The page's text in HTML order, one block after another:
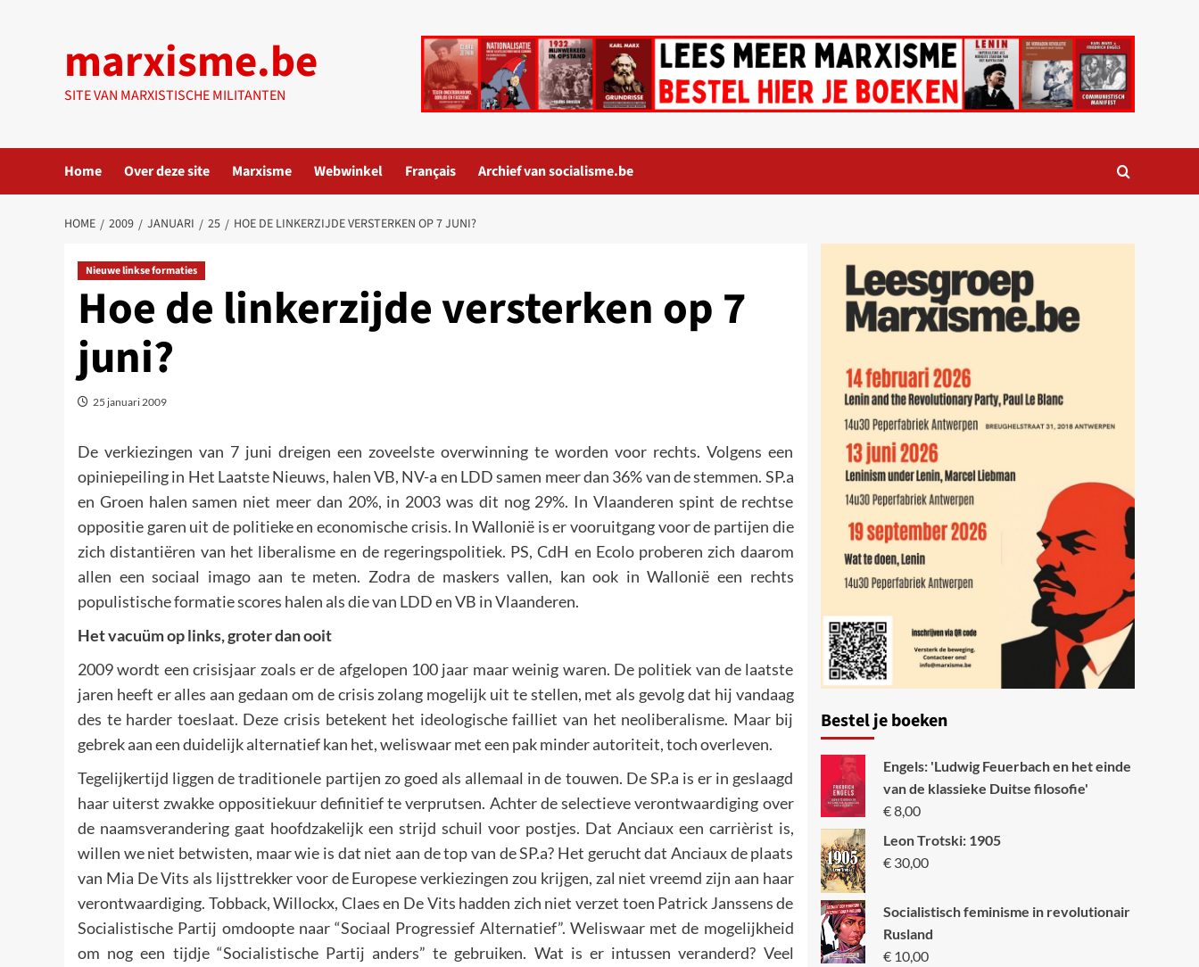
marxisme.be
SITE VAN MARXISTISCHE MILITANTEN
Home Over deze site Marxisme Webwinkel Français Archief van socialisme.be
HOME 2009 JANUARI 25 HOE DE LINKERZIJDE VERSTERKEN OP 7 JUNI?
Nieuwe linkse formaties
Hoe de linkerzijde versterken op 7
juni?
25 januari 2009
De verkiezingen van 7 juni dreigen een zoveelste overwinning te worden voor rechts. Volgens een
opiniepeiling in Het Laatste Nieuws, halen VB, NV-a en LDD samen meer dan 36% van de stemmen. SP.a
en Groen halen samen niet meer dan 20%, in 2003 was dit nog 29%. In Vlaanderen spint de rechtse
oppositie garen uit de politieke en economische crisis. In Wallonië is er vooruitgang voor de partijen die
zich distantiëren van het liberalisme en de regeringspolitiek. PS, CdH en Ecolo proberen zich daarom
allen een sociaal imago aan te meten. Zodra de maskers vallen, kan ook in Wallonië een rechts
populistische formatie scores halen als die van LDD en VB in Vlaanderen.
Het vacuüm op links, groter dan ooit
2009 wordt een crisisjaar zoals er de afgelopen 100 jaar maar weinig waren. De politiek van de laatste
jaren heeft er alles aan gedaan om de crisis zolang mogelijk uit te stellen, met als gevolg dat hij vandaag
des te harder toeslaat. Deze crisis betekent het ideologische failliet van het neoliberalisme. Maar bij
gebrek aan een duidelijk alternatief kan het, weliswaar met een pak minder autoriteit, toch overleven.
Tegelijkertijd liggen de traditionele partijen zo goed als allemaal in de touwen. De SP.a is er in geslaagd
haar uiterst zwakke oppositiekuur definitief te verprutsen. Achter de selectieve verontwaardiging over
de naamsverandering gaat hoofdzakelijk een strijd schuil voor postjes. Dat Anciaux een carrièrist is,
willen we niet betwisten, maar wie is dat niet aan de top van de SP.a? Het gerucht dat Anciaux de plaats
van Mia De Vits als lijsttrekker voor de Europese verkiezingen zou krijgen, zal niet vreemd zijn aan haar
verontwaardiging. Tobback, Willockx, Claes en De Vits hadden zich niet verzet toen Patrick Janssens de
Socialistische Partij omdoopte naar “Sociaal Progressief Alternatief”. Weliswaar met de mogelijkheid
om nog een tijdje “Socialistische Partij anders” te gebruiken. Wat is er intussen veranderd? Veel
Bestel je boeken
Engels: 'Ludwig Feuerbach en het einde
van de klassieke Duitse filosofie'
€8,00
Leon Trotski: 1905
€30,00
Socialistisch feminisme in revolutionair
Rusland
€10,00